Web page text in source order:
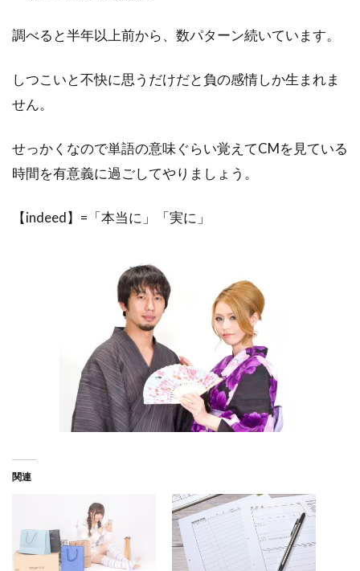
調べると半年以上前から、数パターン続いています。
しつこいと不快に思うだけだと負の感情しか生まれま
せん。
せっかくなので単語の意味ぐらい覚えてCMを見ている
時間を有意義に過ごしてやりましょう。
【indeed】=「本当に」「実に」
関連